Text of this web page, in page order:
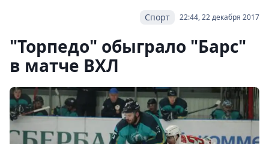
22:44, 22 декабря 2017
Спорт
"Торпедо" обыграло "Барс"
в матче ВХЛ